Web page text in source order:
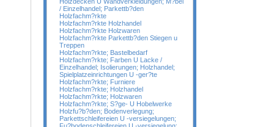
/ Einzelhandel; Parkettb?den
Holzfachm?rkte
Holzfachm?rkte Holzhandel
Holzfachm?rkte Holzwaren
Holzfachm?rkte Parkettb?den Stiegen u
Treppen
Holzfachm?rkte; Bastelbedarf
Holzfachm?rkte; Farben U Lacke /
Einzelhandel; Isolierungen; Holzhandel;
Spielplatzeinrichtungen U -ger?te
Holzfachm?rkte; Furniere
Holzfachm?rkte; Holzhandel
Holzfachm?rkte; Holzwaren
Holzfachm?rkte; S?ge- U Hobelwerke
Holzfu?b?den; Bodenverlegung;
Parkettschleifereien U -versiegelungen;